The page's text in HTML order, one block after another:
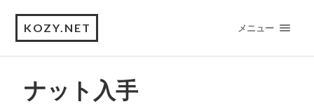
KOZY.NET メニュー
ナット入手